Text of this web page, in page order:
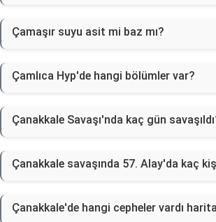
Çamaşır suyu asit mi baz mı?
Çamlıca Hyp'de hangi bölümler var?
Çanakkale Savaşı'nda kaç gün
Çanakkale savaşında 57. Alay'da kaç
Çanakkale'de hangi cepheler vardı